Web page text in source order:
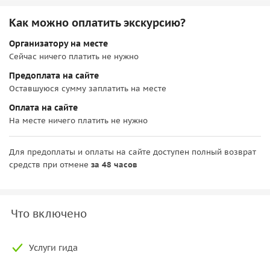
Как можно оплатить экскурсию?
Организатору на месте
Сейчас ничего платить не нужно
Предоплата на сайте
Оставшуюся сумму заплатить на месте
Оплата на сайте
На месте ничего платить не нужно
Для предоплаты и оплаты на сайте доступен полный возврат
средств при отмене за 48 часов
Что включено
Услуги гида